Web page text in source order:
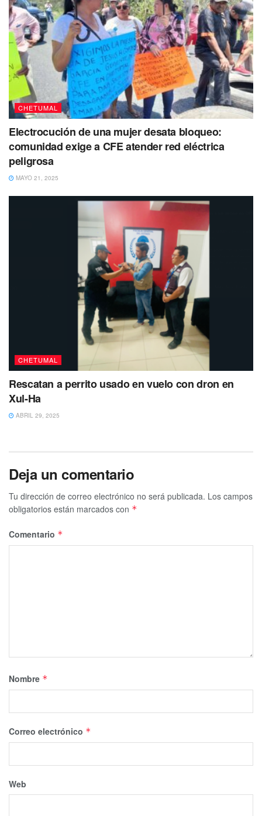
CHETUMAL
Electrocución de una mujer desata bloqueo:
comunidad exige a CFE atender red eléctrica
peligrosa
MAYO 21, 2025
CHETUMAL
Rescatan a perrito usado en vuelo con dron en
Xul-Ha
ABRIL 29, 2025
Deja un comentario
Tu dirección de correo electrónico no será publicada. Los campos
obligatorios están marcados con *
Comentario *
Nombre *
Correo electrónico *
Web